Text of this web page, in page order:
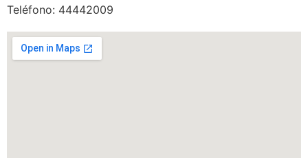
Teléfono: 44442009